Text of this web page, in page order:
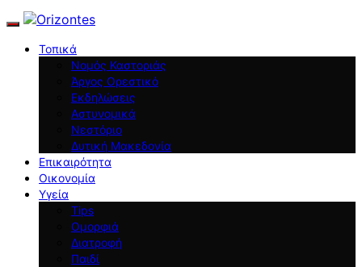
Τοπικά
Νομός Καστοριάς
Άργος Ορεστικό
Εκδηλώσεις
Αστυνομικά
Νεστόριο
Δυτική Μακεδονία
Επικαιρότητα
Οικονομία
Υγεία
Tips
Ομορφιά
Διατροφή
Παιδί